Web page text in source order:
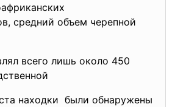
средний объем черепной
всего лишь около 450
находки были обнаружены